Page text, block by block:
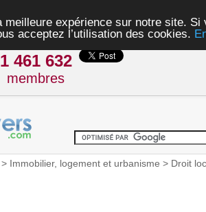
expérience sur notre site.
acceptez l’utilisation des cookies.
1 461 632
membres
Immobilier, logement et urbanisme > Droit